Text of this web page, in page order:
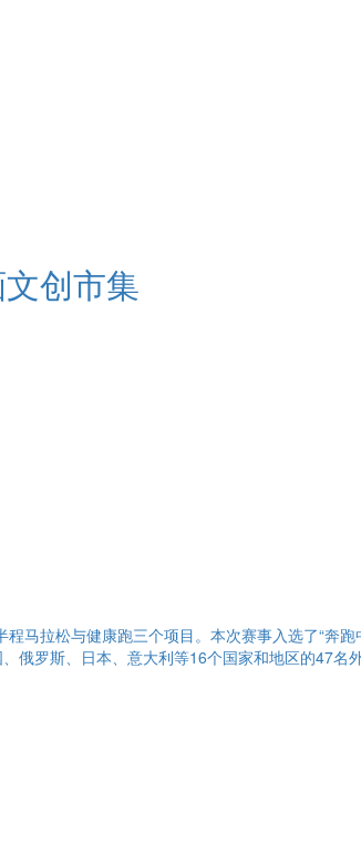
创市集
拉松与健康跑三个项目。本次赛事入选了“奔
俄罗斯、日本、意大利等16个国家和地区的47名